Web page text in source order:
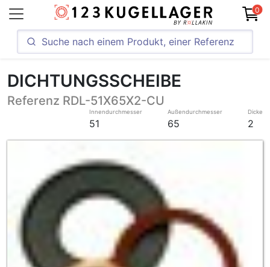
0
DICHTUNGSSCHEIBE
Referenz RDL-51X65X2-CU
Innendurchmesser
51
Außendurchmesser
65
Dicke
2